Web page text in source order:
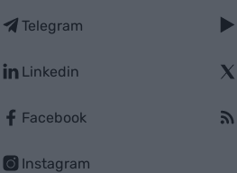
Telegram
Linkedin
Facebook
Instagram